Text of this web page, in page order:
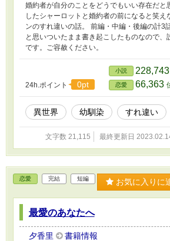
婚約者が自分のことをどうでもいい存在だと
したシャーロットと婚約者の前になると笑え
ンのすれ違いの話。 前編・中編・後編の計
と思いついたまま書き起こしたものなので、
です。ご容赦ください。
24h.ポイント 0pt
小説 228,743
恋愛 66,363
異世界 幼馴染 すれ違い
文字数 21,115 最終更新日
恋愛 完結 短編 お気に入りに
最愛のあなたへ
夕香里 書籍情報